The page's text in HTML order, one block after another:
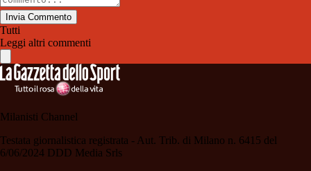
Invia Commento
Tutti
Leggi altri commenti
Milanisti Channel
Testata giornalistica registrata - Aut. Trib. di Milano n. 6415 del
6/06/2024 DDD Media Srls